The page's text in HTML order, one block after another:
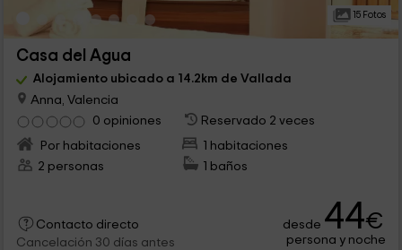
15 Fotos
Casa del Agua
Alojamiento ubicado a 14.2km de Vallada
Anna, Valencia
0 opiniones
Reservado 2 veces
Por habitaciones
1 habitaciones
2 personas
1 baños
Contacto directo
Cancelación 30 días antes
desde 44€
persona y noche